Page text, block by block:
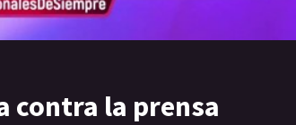
contra la prensa